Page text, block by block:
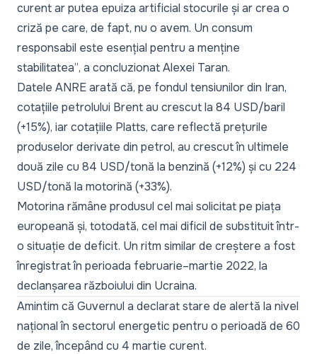
curent ar putea epuiza artificial stocurile și ar crea o
criză pe care, de fapt, nu o avem. Un consum
responsabil este esențial pentru a menține
stabilitatea”, a concluzionat Alexei Taran.
Datele ANRE arată că, pe fondul tensiunilor din Iran,
cotațiile petrolului Brent au crescut la 84 USD/baril
(+15%), iar cotațiile Platts, care reflectă prețurile
produselor derivate din petrol, au crescut în ultimele
două zile cu 84 USD/tonă la benzină (+12%) și cu 224
USD/tonă la motorină (+33%).
Motorina rămâne produsul cel mai solicitat pe piața
europeană și, totodată, cel mai dificil de substituit într-
o situație de deficit. Un ritm similar de creștere a fost
înregistrat în perioada februarie–martie 2022, la
declanșarea războiului din Ucraina.
Amintim că Guvernul a declarat stare de alertă la nivel
național în sectorul energetic pentru o perioadă de 60
de zile, începând cu 4 martie curent.